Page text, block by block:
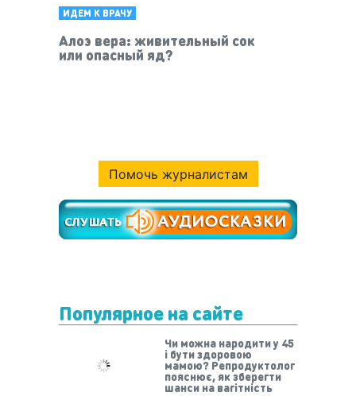
ИДЕМ К ВРАЧУ
Алоэ вера: живительный сок
или опасный яд?
Помочь журналистам
Популярное на сайте
Чи можна народити у 45
і бути здоровою
мамою? Репродуктолог
пояснює, як зберегти
шанси на вагітність